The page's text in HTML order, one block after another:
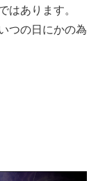
はあります。
つの日にかの為